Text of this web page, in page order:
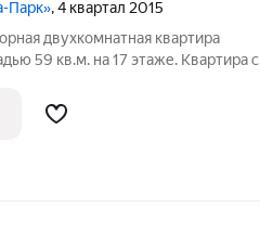
Парк», 4 квартал 2015
двухкомнатная квартира
59 кв.м. на 17 этаже. Квартира с
создают приятное ощущение